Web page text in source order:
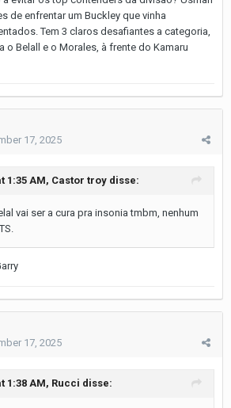
de enfrentar um Buckley que vinha
Tem 3 claros desafiantes a categoria,
o Belall e o Morales, à frente do Kamaru
17, 2025
1:35 AM, Castor troy disse:
vai ser a cura pra insonia tmbm, nenhum
17, 2025
1:38 AM, Rucci disse: